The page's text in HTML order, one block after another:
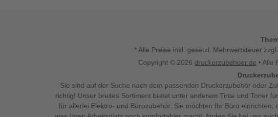
* Alle Preise inkl. gesetzl. Mehrwertsteuer
Copyright © 2026 druckerzubehoer.de • Alle
Sie sind auf der Suche nach dem passenden Druckerzubehör oder
richtig! Unser breites Sortiment bietet unter anderem Tinte und Toner
für allerlei Elektro- und Bürozubehör. Sie möchten Ihr Büro